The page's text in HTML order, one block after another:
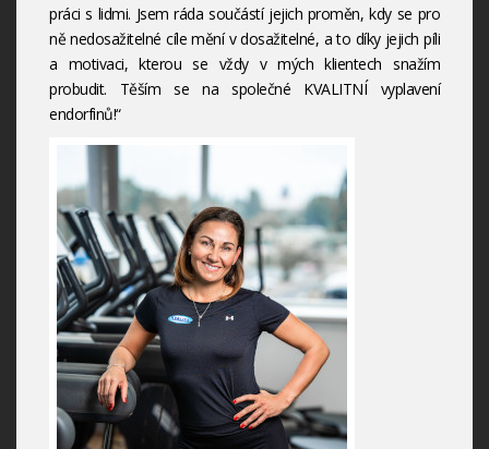
práci s lidmi. Jsem ráda součástí jejich proměn, kdy se pro
ně nedosažitelné cíle mění v dosažitelné, a to díky jejich píli
a motivaci, kterou se vždy v mých klientech snažím
probudit. Těším se na společné KVALITNÍ vyplavení
endorfinů!“